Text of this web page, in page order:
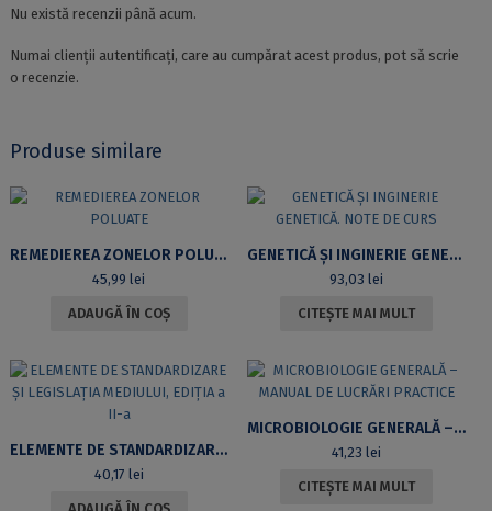
Nu există recenzii până acum.
Numai clienții autentificați, care au cumpărat acest produs, pot să scrie
o recenzie.
Produse similare
REMEDIEREA ZONELOR POLUATE
45,99lei
ADAUGĂ ÎN COȘ
GENETICĂ ȘI INGINERIE GENETICĂ. NOTE DE CURS
93,03lei
CITEȘTE MAI MULT
ELEMENTE DE STANDARDIZARE ȘI LEGISLAȚIA MEDIULUI, EDIȚIA A II-A
40,17 lei
MICROBIOLOGIE GENERALĂ – MANUAL DE LUCRĂRI PRACTICE
41,23lei
CITEȘTE MAI MULT